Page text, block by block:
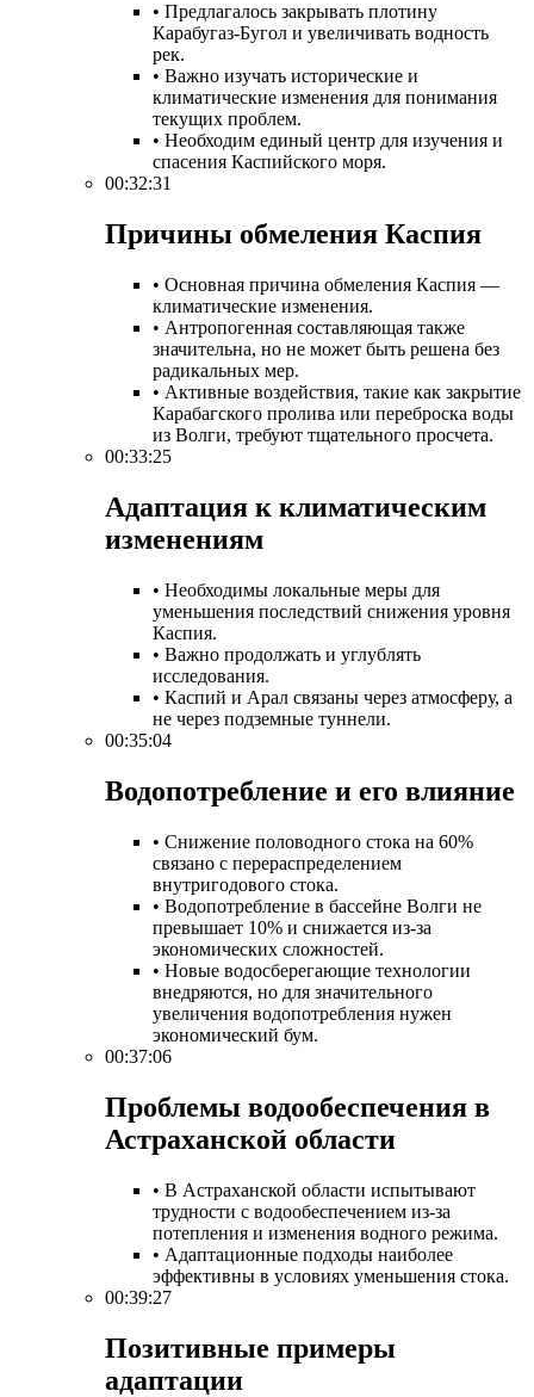
• Предлагалось закрывать плотину
Карабугаз-Бугол и увеличивать водность
рек.
• Важно изучать исторические и
климатические изменения для понимания
текущих проблем.
• Необходим единый центр для изучения и
спасения Каспийского моря.
00:32:31
Причины обмеления Каспия​
• Основная причина обмеления Каспия —
климатические изменения.
• Антропогенная составляющая также
значительна, но не может быть решена без
радикальных мер.
• Активные воздействия, такие как закрытие
Карабагского пролива или переброска воды
из Волги, требуют тщательного просчета.
00:33:25
Адаптация к климатическим
изменениям​
• Необходимы локальные меры для
уменьшения последствий снижения уровня
Каспия.
• Важно продолжать и углублять
исследования.
• Каспий и Арал связаны через атмосферу, а
не через подземные туннели.
00:35:04
Водопотребление и его влияние​
• Снижение половодного стока на 60%
связано с перераспределением
внутригодового стока.
• Водопотребление в бассейне Волги не
превышает 10% и снижается из-за
экономических сложностей.
• Новые водосберегающие технологии
внедряются, но для значительного
увеличения водопотребления нужен
экономический бум.
00:37:06
Проблемы водообеспечения в
Астраханской области​
• В Астраханской области испытывают
трудности с водообеспечением из-за
потепления и изменения водного режима.
• Адаптационные подходы наиболее
эффективны в условиях уменьшения стока.
00:39:27
Позитивные примеры
адаптации​